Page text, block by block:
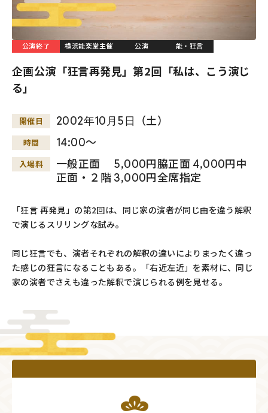
公演終了 横浜能楽堂主催 公演 能・狂言
企画公演「狂言再発見」第2回「私は、こう演じ
る」
開催日 2002年10 月 5日 （土）
時間 14:00～
入場料
一般正面 5,000円脇正面 4,000円中
正面・２階 3,000円全席指定
「狂言 再発見」の第2回は、同じ家の演者が同じ曲を違う解釈
で演じるスリリングな試み。
同じ狂言でも、演者それぞれの解釈の違いによりまったく違っ
た感じの狂言になることもある。「右近左近」を素材に、同じ
家の演者でさえも違った解釈で演じられる例を見せる。